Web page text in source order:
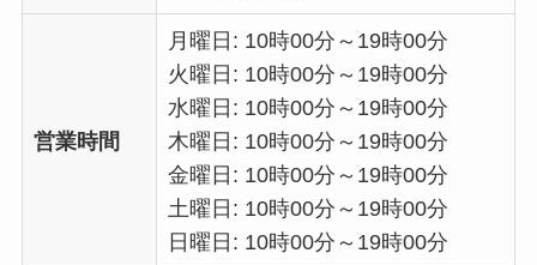
営業時間
月曜日: 10時00分～19時00分
火曜日: 10時00分～19時00分
水曜日: 10時00分～19時00分
木曜日: 10時00分～19時00分
金曜日: 10時00分～19時00分
土曜日: 10時00分～19時00分
日曜日: 10時00分～19時00分